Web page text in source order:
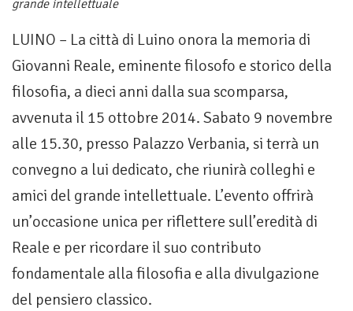
grande intellettuale
LUINO – La città di Luino onora la memoria di
Giovanni Reale, eminente filosofo e storico della
filosofia, a dieci anni dalla sua scomparsa,
avvenuta il 15 ottobre 2014. Sabato 9 novembre
alle 15.30, presso Palazzo Verbania, si terrà un
convegno a lui dedicato, che riunirà colleghi e
amici del grande intellettuale. L’evento offrirà
un’occasione unica per riflettere sull’eredità di
Reale e per ricordare il suo contributo
fondamentale alla filosofia e alla divulgazione
del pensiero classico.